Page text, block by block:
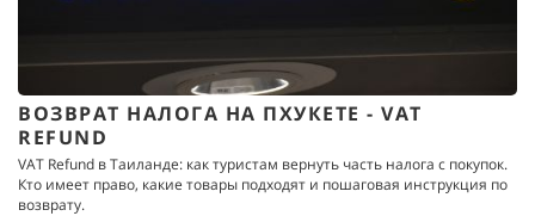
ВОЗВРАТ НАЛОГА НА ПХУКЕТЕ - VAT
REFUND
VAT Refund в Таиланде: как туристам вернуть часть налога с покупок.
Кто имеет право, какие товары подходят и пошаговая инструкция по
возврату.